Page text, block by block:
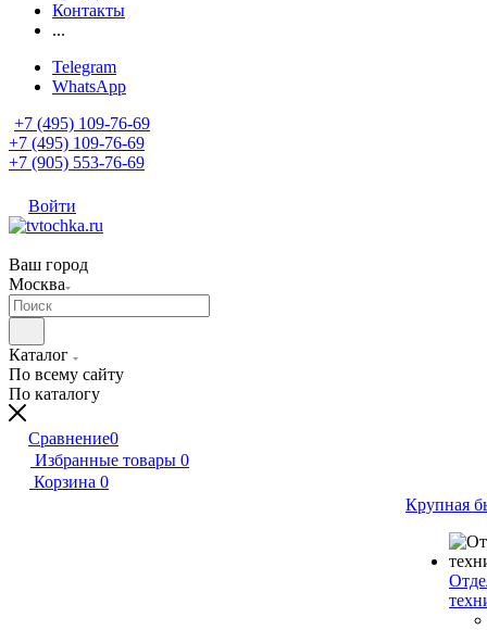
Контакты
...
Telegram
WhatsApp
+7 (495) 109-76-69
+7 (495) 109-76-69
+7 (905) 553-76-69
Войти
Ваш город
Москва
Каталог
По всему сайту
По каталогу
Сравнение0
Избранные товары 0
Корзина 0
Крупная